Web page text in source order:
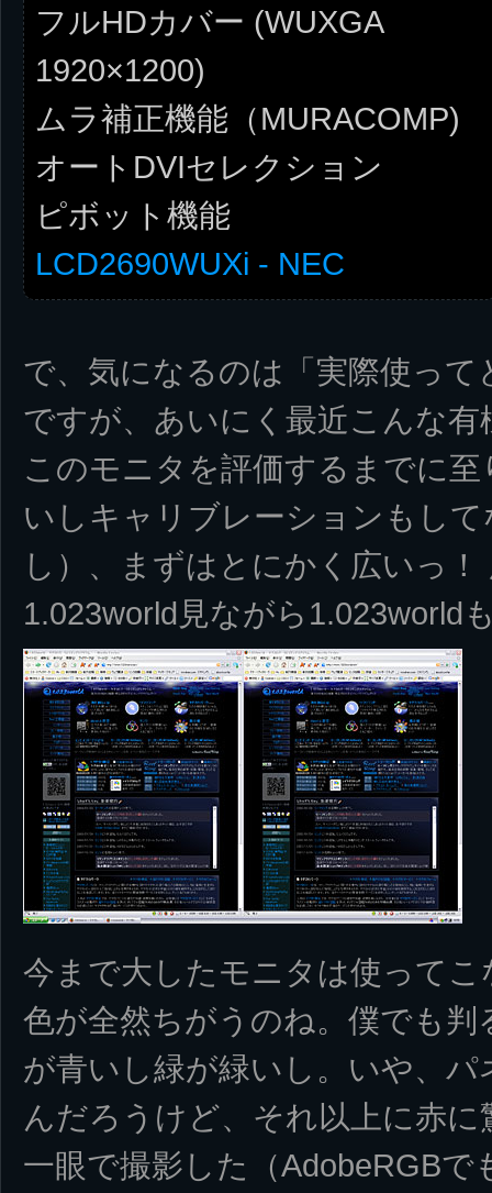
フルHDカバー (WUXGA
1920×1200)
ムラ補正機能（MURACOMP)
オートDVIセレクション
ピボット機能
LCD2690WUXi - NEC
で、気になるのは「実際使っ
ですが、あいにく最近こんな
このモニタを評価するまでに
いしキャリブレーションもし
し）、まずはとにかく広いっ
1.023world見ながら1.023world
今まで大したモニタは使って
色が全然ちがうのね。僕でも
が青いし緑が緑いし。いや、
んだろうけど、それ以上に赤
一眼で撮影した（AdobeRGB